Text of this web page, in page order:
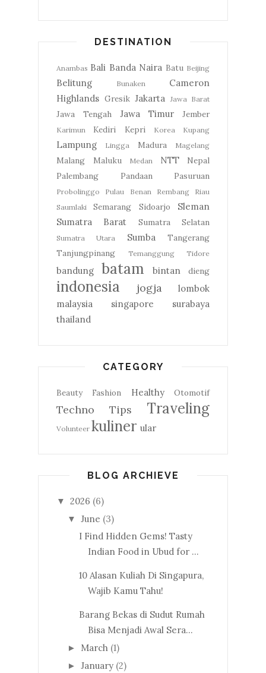
DESTINATION
Anambas Bali Banda Naira Batu Beijing
Belitung Bunaken
Cameron
Highlands Gresik Jakarta Jawa Barat
Jawa Tengah Jawa Timur Jember
Karimun Kediri Kepri Korea Kupang
Lampung Lingga Madura Magelang
Malang Maluku Medan NTT
Nepal
Palembang
Pandaan Pasuruan
Probolinggo Pulau Benan Rembang
Riau
Saumlaki
Semarang Sidoarjo
Sleman
Sumatra Barat
Sumatra Selatan
Sumatra Utara Sumba
Tangerang
Tanjungpinang
Temanggung Tidore
bandung batam bintan dieng
indonesia jogja
lombok
malaysia
singapore
surabaya
thailand
CATEGORY
Beauty Fashion Healthy Otomotif
Techno Tips Traveling
Volunteer kuliner ular
BLOG ARCHIEVE
▼ 2026 (6)
▼ June (3)
I Find Hidden Gems! Tasty
Indian Food in Ubud for ...
10 Alasan Kuliah Di Singapura,
Wajib Kamu Tahu!
Barang Bekas di Sudut Rumah
Bisa Menjadi Awal Sera...
► March (1)
► January (2)